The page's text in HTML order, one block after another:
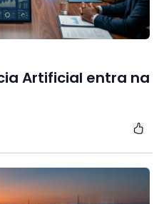
Artificial entra na